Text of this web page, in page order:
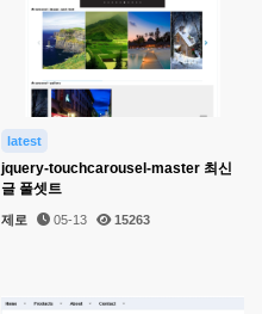
latest
jquery-touchcarousel-master 최신
글 풀셋트
제로 05-13 15263